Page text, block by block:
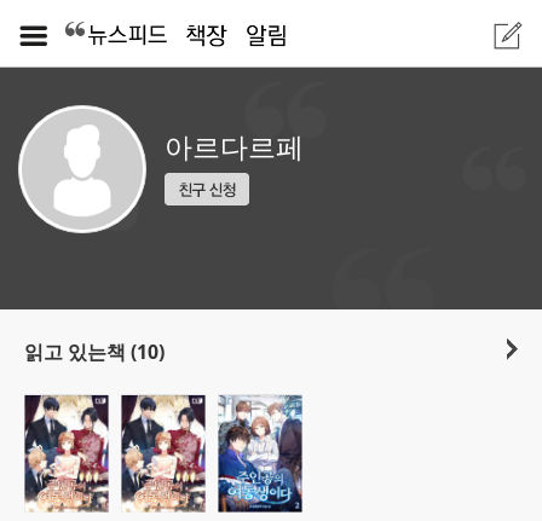
아르다르페
읽고 있는책 (10)